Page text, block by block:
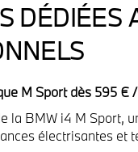
DÉDIÉES
M Sport dès 595 €
la BMW i4 M Sport,
électrisantes et